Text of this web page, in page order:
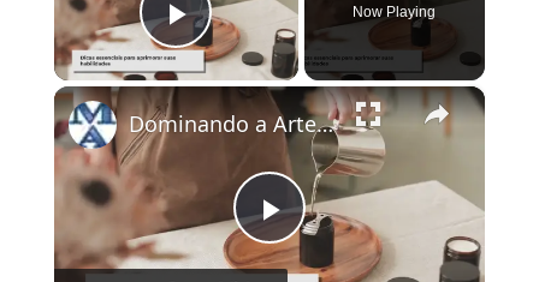
Play Video
Now Playing
×
Play
Dominando a Arte da Fabricação de Velas: Técnicas e Dicas Essenciais